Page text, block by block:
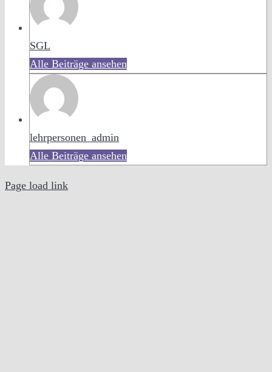
SGL
Alle Beiträge ansehen
lehrpersonen_admin
Alle Beiträge ansehen
Page load link